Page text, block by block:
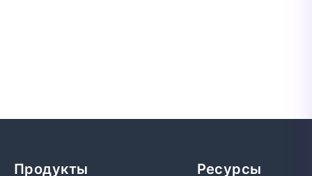
Продукты Ресурсы